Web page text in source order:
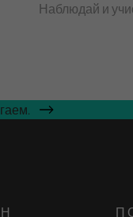
Наблюдай и